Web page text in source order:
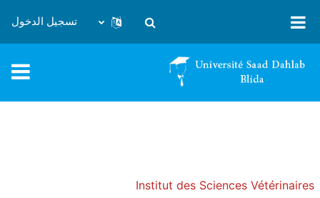
تبديل إدخال البحث
تسجيل الدخول
Institut des Sciences Vétérinaires